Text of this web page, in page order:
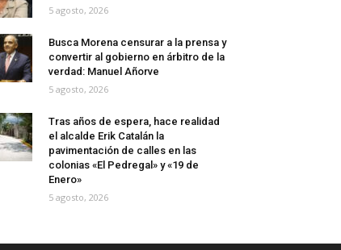
5 agosto, 2026
Busca Morena censurar a la prensa y
convertir al gobierno en árbitro de la
verdad: Manuel Añorve
5 agosto, 2026
Tras años de espera, hace realidad
el alcalde Erik Catalán la
pavimentación de calles en las
colonias «El Pedregal» y «19 de
Enero»
5 agosto, 2026